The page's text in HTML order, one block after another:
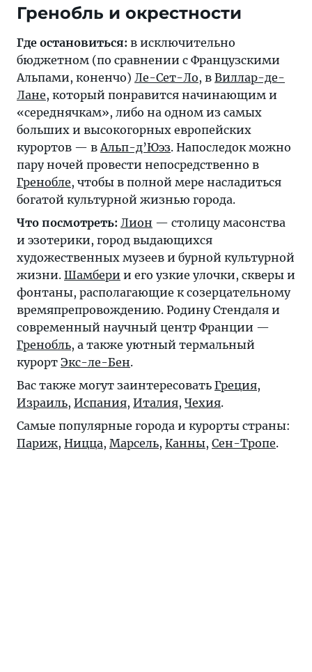
Гренобль и окрестности
Где остановиться: в исключительно
бюджетном (по сравнении с Французскими
Альпами, коненчо) Ле-Сет-Ло, в Виллар-де-
Лане, который понравится начинающим и
«середнячкам», либо на одном из самых
больших и высокогорных европейских
курортов — вАльп-д’Юэз. Напоследок можно
пару ночей провести непосредственно в
Гренобле, чтобы в полной мере насладиться
богатой культурной жизнью города.
Что посмотреть: Лион — столицу масонства
и эзотерики, город выдающихся
художественных музеев и бурной культурной
жизни. Шамбери и его узкие улочки, скверы и
фонтаны, располагающие к созерцательному
времяпрепровождению. Родину Стендаля и
современный научный центр Франции —
Гренобль, а также уютный термальный
курорт Экс-ле-Бен.
Вас также могут заинтересовать Греция,
Израиль, Испания, Италия, Чехия.
Самые популярные города и курорты страны:
Париж, Ницца, Марсель, Канны, Сен-Тропе.